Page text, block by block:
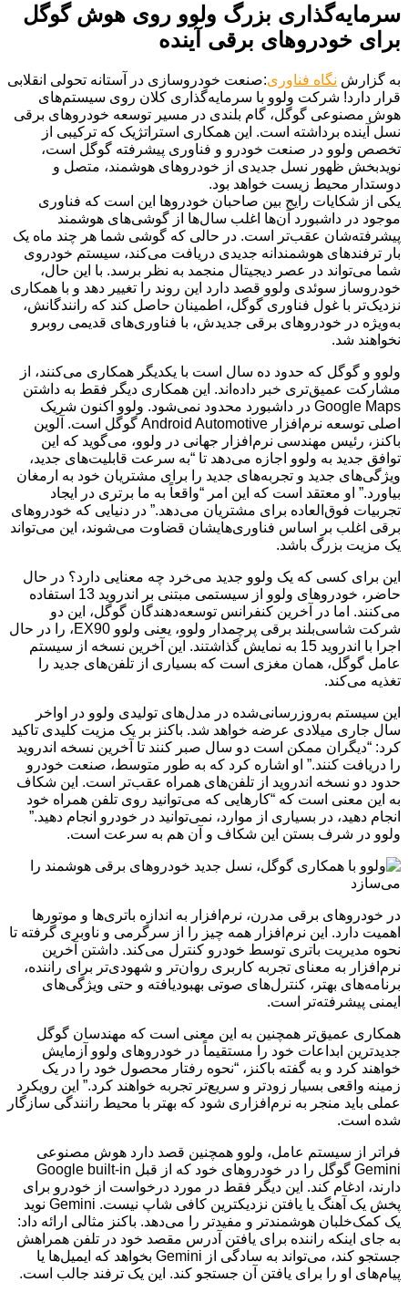
سرمایه‌گذاری بزرگ ولوو روی هوش گوگل
برای خودروهای برقی آینده
به گزارش نگاه فناوری:صنعت خودروسازی در آستانه تحولی انقلابی
قرار دارد! شرکت ولوو با سرمایه‌گذاری کلان روی سیستم‌های
هوش مصنوعی گوگل، گام بلندی در مسیر توسعه خودروهای برقی
نسل آینده برداشته است. این همکاری استراتژیک که ترکیبی از
تخصص ولوو در صنعت خودرو و فناوری پیشرفته گوگل است،
نویدبخش ظهور نسل جدیدی از خودروهای هوشمند، متصل و
دوستدار محیط زیست خواهد بود.
یکی از شکایات رایج بین صاحبان خودروها این است که فناوری
موجود در داشبورد آن‌ها اغلب سال‌ها از گوشی‌های هوشمند
پیشرفته‌شان عقب‌تر است. در حالی که گوشی شما هر چند ماه یک
بار ترفندهای هوشمندانه جدیدی دریافت می‌کند، سیستم خودروی
شما می‌تواند در عصر دیجیتال منجمد به نظر برسد. با این حال،
خودروساز سوئدی ولوو قصد دارد این روند را تغییر دهد و با همکاری
نزدیک‌تر با غول فناوری گوگل، اطمینان حاصل کند که رانندگانش،
به‌ویژه در خودروهای برقی جدیدش، با فناوری‌های قدیمی روبرو
نخواهند شد.
ولوو و گوگل که حدود ده سال است با یکدیگر همکاری می‌کنند، از
مشارکت عمیق‌تری خبر داده‌اند. این همکاری دیگر فقط به داشتن
Google Maps در داشبورد محدود نمی‌شود. ولوو اکنون شریک
اصلی توسعه نرم‌افزار Android Automotive گوگل است. آلوین
باکنز، رئیس مهندسی نرم‌افزار جهانی در ولوو، می‌گوید که این
توافق جدید به ولوو اجازه می‌دهد تا “به سرعت قابلیت‌های جدید،
ویژگی‌های جدید و تجربه‌های جدید را برای مشتریان خود به ارمغان
بیاورد.” او معتقد است که این امر “واقعاً به ما برتری در ایجاد
تجربیات فوق‌العاده برای مشتریان می‌دهد.” در دنیایی که خودروهای
برقی اغلب بر اساس فناوری‌هایشان قضاوت می‌شوند، این می‌تواند
یک مزیت بزرگ باشد.
این برای کسی که یک ولوو جدید می‌خرد چه معنایی دارد؟ در حال
حاضر، خودروهای ولوو از سیستمی مبتنی بر اندروید 13 استفاده
می‌کنند. اما در آخرین کنفرانس توسعه‌دهندگان گوگل، این دو
شرکت شاسی‌بلند برقی پرچمدار ولوو، یعنی ولوو EX90، را در حال
اجرا با اندروید 15 به نمایش گذاشتند. این آخرین نسخه از سیستم
عامل گوگل، همان مغزی است که بسیاری از تلفن‌های جدید را
تغذیه می‌کند.
این سیستم به‌روزرسانی‌شده در مدل‌های تولیدی ولوو در اواخر
سال جاری میلادی عرضه خواهد شد. باکنز بر یک مزیت کلیدی تاکید
کرد: “دیگران ممکن است دو سال صبر کنند تا آخرین نسخه اندروید
را دریافت کنند.” او اشاره کرد که به طور متوسط، صنعت خودرو
حدود دو نسخه اندروید از تلفن‌های همراه عقب‌تر است. این شکاف
به این معنی است که “کارهایی که می‌توانید روی تلفن همراه خود
انجام دهید، در بسیاری از موارد، نمی‌توانید در خودرو انجام دهید.”
ولوو در شرف بستن این شکاف و آن هم به سرعت است.
در خودروهای برقی مدرن، نرم‌افزار به اندازه باتری‌ها و موتورها
اهمیت دارد. این نرم‌افزار همه چیز را از سرگرمی و ناوبری گرفته تا
نحوه مدیریت باتری توسط خودرو کنترل می‌کند. داشتن آخرین
نرم‌افزار به معنای تجربه کاربری روان‌تر و شهودی‌تر برای راننده،
برنامه‌های بهتر، کنترل‌های صوتی بهبودیافته و حتی ویژگی‌های
ایمنی پیشرفته‌تر است.
همکاری عمیق‌تر همچنین به این معنی است که مهندسان گوگل
جدیدترین ابداعات خود را مستقیماً در خودروهای ولوو آزمایش
خواهند کرد و به گفته باکنز، “نحوه رفتار محصول خود را در یک
زمینه واقعی بسیار زودتر و سریع‌تر تجربه خواهند کرد.” این رویکرد
عملی باید منجر به نرم‌افزاری شود که بهتر با محیط رانندگی سازگار
شده است.
فراتر از سیستم عامل، ولوو همچنین قصد دارد هوش مصنوعی
Gemini گوگل را در خودروهای خود که از قبل Google built-in
دارند، ادغام کند. این دیگر فقط در مورد درخواست از خودرو برای
پخش یک آهنگ یا یافتن نزدیکترین کافی شاپ نیست. Gemini نوید
یک کمک‌خلبان هوشمندتر و مفیدتر را می‌دهد. باکنز مثالی ارائه داد:
به جای اینکه راننده برای یافتن آدرس مقصد خود در تلفن همراهش
جستجو کند، می‌تواند به سادگی از Gemini بخواهد که ایمیل‌ها یا
پیام‌های او را برای یافتن آن جستجو کند. این یک ترفند جالب است.